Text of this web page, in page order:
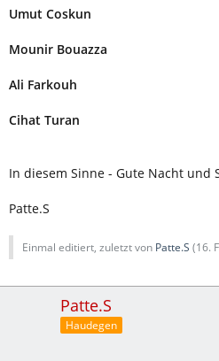
Umut Coskun
Mounir Bouazza
Ali Farkouh
Cihat Turan
In diesem Sinne - Gute Nacht und
Patte.S
Einmal editiert, zuletzt von Patte.S (16.
Patte.S
Haudegen